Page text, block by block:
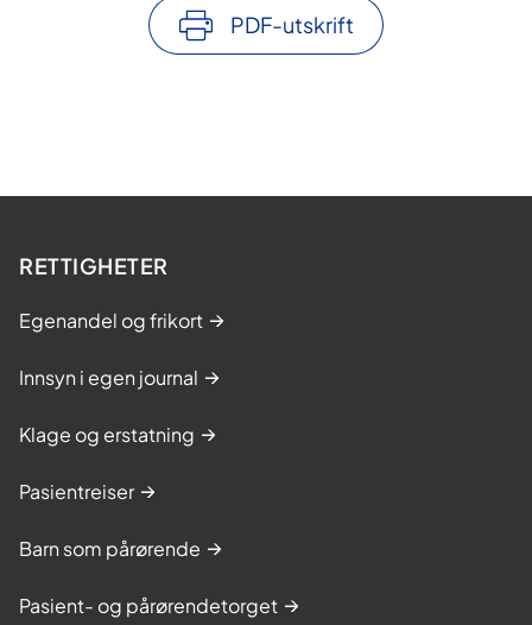
PDF-utskrift
RETTIGHETER
Egenandel og frikort
Innsyn i egen journal
Klage og erstatning
Pasientreiser
Barn som pårørende
Pasient- og pårørendetorget